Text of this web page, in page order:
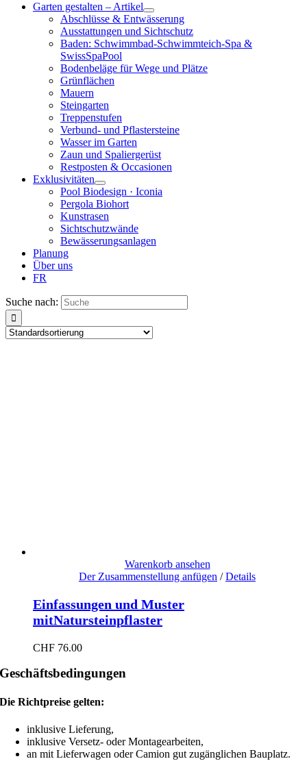
Garten gestalten – Artikel
Abschlüsse & Entwässerung
Ausstattungen und Sichtschutz
Baden: Schwimmbad-Schwimmteich-Spa &
SwissSpaPool
Bodenbeläge für Wege und Plätze
Grünflächen
Mauern
Steingarten
Treppenstufen
Verbund- und Pflastersteine
Wasser im Garten
Zaun und Spaliergerüst
Restposten & Occasionen
Exklusivitäten
Pool Biodesign · Iconia
Pergola Biohort
Kunstrasen
Sichtschutzwände
Bewässerungsanlagen
Planung
Über uns
FR
Suche nach:
Warenkorb ansehen
Der Zusammenstellung anfügen / Details
Einfassungen und Muster
mitNatursteinpflaster
CHF 76.00
Geschäftsbedingungen
Die Richtpreise gelten:
inklusive Lieferung,
inklusive Versetz- oder Montagearbeiten,
an mit Lieferwagen oder Camion gut zugänglichen Bauplatz.